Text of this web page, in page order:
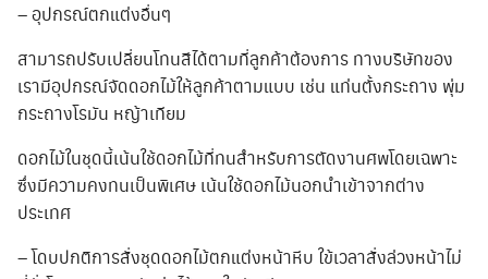
– อุปกรณ์ตกแต่งอื่นๆ
สามารถปรับเปลี่ยนโทนสีได้ตามที่ลูกค้าต้องการ ทางบริษัทของ
เรามีอุปกรณ์จัดดอกไม้ให้ลูกค้าตามแบบ เช่น แท่นตั้งกระถาง พุ่ม
กระถางโรมัน หญ้าเทียม
ดอกไม้ในชุดนี้เน้นใช้ดอกไม้ที่ทนสำหรับการตัดงานศพโดยเฉพาะ
ซึ่งมีความคงทนเป็นพิเศษ เน้นใช้ดอกไม้นอกนำเข้าจากต่าง
ประเทศ
– โดบปกติการสั่งชุดดอกไม้ตกแต่งหน้าหีบ ใข้เวลาสั่งล่วงหน้าไม่